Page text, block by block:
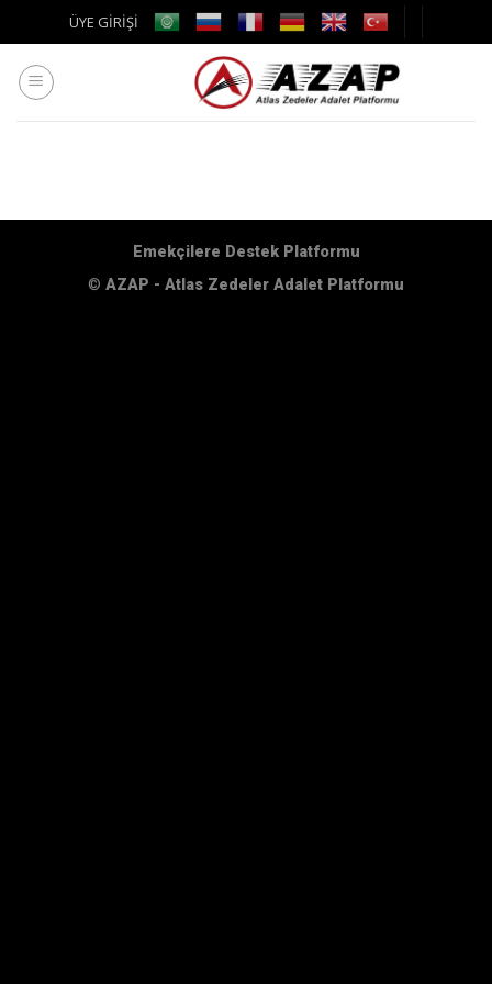
to
content
ÜYE GİRİŞİ
Emekçilere Destek Platformu
© AZAP - Atlas Zedeler Adalet Platformu